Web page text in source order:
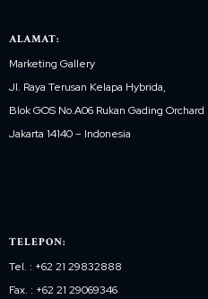
ALAMAT:
Marketing Gallery
Jl. Raya Terusan Kelapa Hybrida,
Blok GOS No.A06 Rukan Gading Orchard
Jakarta 14140 – Indonesia
TELEPON:
Tel. : +62 21 29832888
Fax. : +62 21 29069346